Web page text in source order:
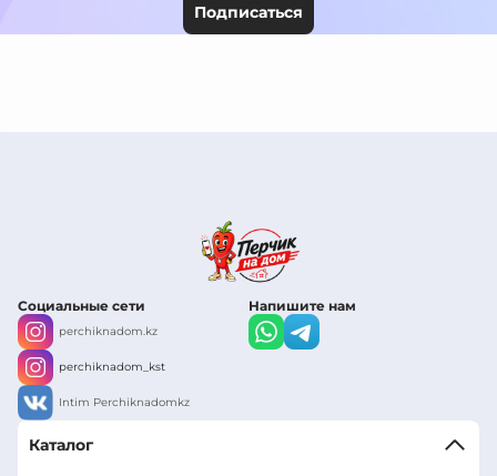
Подписаться
Социальные сети
perchiknadom.kz
perchiknadom_kst
Intim Perchiknadomkz
Напишите нам
Каталог